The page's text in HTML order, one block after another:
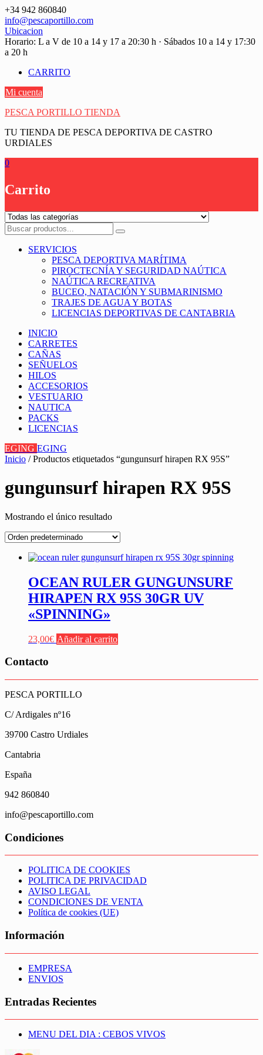
Saltar
contenido
+34 942 860840
info@pescaportillo.com
Ubicacion
Horario: L a V de 10 a 14 y 17 a 20:30 h · Sábados 10 a 14 y 17:30
a 20 h
CARRITO
Mi cuenta
PESCA PORTILLO TIENDA
TU TIENDA DE PESCA DEPORTIVA DE CASTRO
URDIALES
0
Carrito
SERVICIOS
PESCA DEPORTIVA MARÍTIMA
PIROCTECNÍA Y SEGURIDAD NAÚTICA
NAÚTICA RECREATIVA
BUCEO, NATACIÓN Y SUBMARINISMO
TRAJES DE AGUA Y BOTAS
LICENCIAS DEPORTIVAS DE CANTABRIA
INICIO
CARRETES
CAÑAS
SEÑUELOS
HILOS
ACCESORIOS
VESTUARIO
NAUTICA
PACKS
LICENCIAS
EGING EGING
Inicio / Productos etiquetados “gungunsurf hirapen RX 95S”
gungunsurf hirapen RX 95S
Mostrando el único resultado
OCEAN RULER GUNGUNSURF
HIRAPEN RX 95S 30GR UV
«SPINNING»
23,00€ Añadir al carrito
Contacto
PESCA PORTILLO
C/ Ardigales nº16
39700 Castro Urdiales
Cantabria
España
942 860840
info@pescaportillo.com
Condiciones
POLITICA DE COOKIES
POLITICA DE PRIVACIDAD
AVISO LEGAL
CONDICIONES DE VENTA
Política de cookies (UE)
Información
EMPRESA
ENVIOS
Entradas Recientes
MENU DEL DIA : CEBOS VIVOS